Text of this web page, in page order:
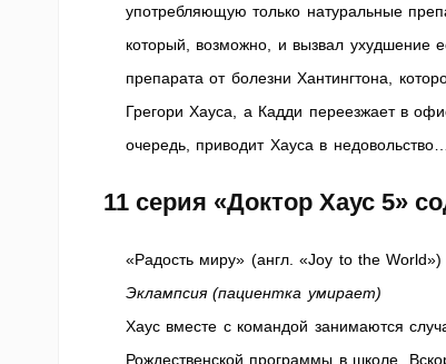
употребляющую только натуральные
который, возможно, и вызвал ухудшение
препарата от болезни Хантингтона,
Грегори Хауса, а Кадди переезжает в
очередь, приводит Хауса в недовольство…
11 серия «Доктор Хаус 5»
«Радость миру» (англ. «Joy to the World»)
Эклампсия (пациентка умирает)
Хаус вместе с командой занимаются
Рождественской программы в школе.